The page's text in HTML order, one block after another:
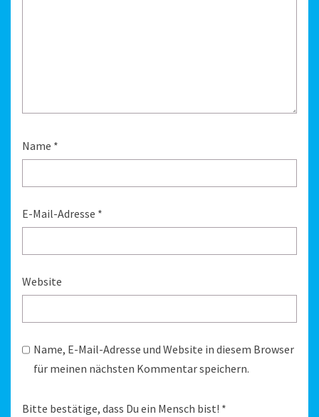
Name *
E-Mail-Adresse *
Website
Name, E-Mail-Adresse und Website in diesem Browser
für meinen nächsten Kommentar speichern.
Bitte bestätige, dass Du ein Mensch bist! *